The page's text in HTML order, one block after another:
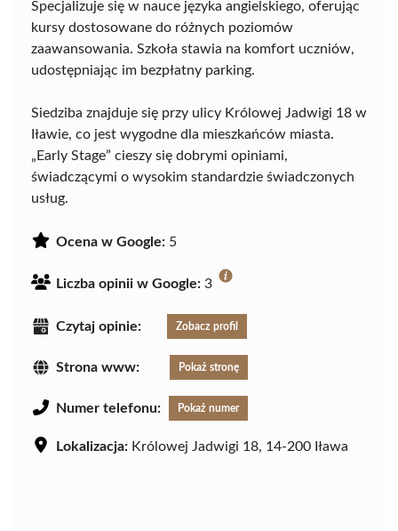
Specjalizuje się w nauce języka angielskiego, oferując
kursy dostosowane do różnych poziomów
zaawansowania. Szkoła stawia na komfort uczniów,
udostępniając im bezpłatny parking.
Siedziba znajduje się przy ulicy Królowej Jadwigi 18 w
Iławie, co jest wygodne dla mieszkańców miasta.
„Early Stage” cieszy się dobrymi opiniami,
świadczącymi o wysokim standardzie świadczonych
usług.
Ocena w Google: 5
Liczba opinii w Google: 3
Czytaj opinie: Zobacz profil
Strona www: Pokaż stronę
Numer telefonu: Pokaż numer
Lokalizacja: Królowej Jadwigi 18, 14-200 Iława